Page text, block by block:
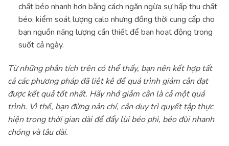
chất béo nhanh hơn bằng cách ngăn ngừa sự hấp thu chất
béo, kiểm soát lượng calo nhưng đồng thời cung cấp cho
bạn nguồn năng lượng cần thiết để bạn hoạt động trong
suốt cả ngày.
Từ những phân tích trên có thể thấy, bạn nên kết hợp tất
cả các phương pháp đã liệt kê để quá trình giảm cân đạt
được kết quả tốt nhất. Hãy nhớ giảm cân là cả một quá
trình. Vì thế, bạn đừng nản chí, cần duy trì quyết tập thực
hiện trong thời gian dài để đẩy lùi béo phì, béo đùi nhanh
chóng và lâu dài.